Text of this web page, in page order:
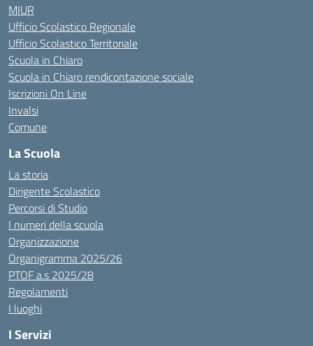
MIUR
Ufficio Scolastico Regionale
Ufficio Scolastico Territoriale
Scuola in Chiaro
Scuola in Chiaro rendicontazione sociale
Iscrizioni On Line
Invalsi
Comune
La Scuola
La storia
Dirigente Scolastico
Percorsi di Studio
I numeri della scuola
Organizzazione
Organigramma 2025/26
PTOF a.s 2025/28
Regolamenti
I luoghi
I Servizi